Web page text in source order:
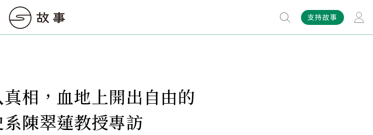
支持故事
相，血地上開出自由的
陳翠蓮教授專訪